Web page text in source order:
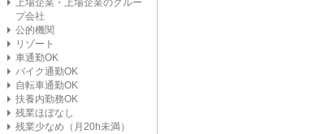
上場企業・上場企業のグルー
プ会社
公的機関
リゾート
車通勤OK
バイク通勤OK
自転車通勤OK
扶養内勤務OK
残業ほぼなし
残業少なめ（月20h未満）